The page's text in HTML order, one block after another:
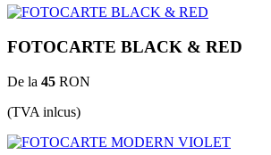
FOTOCARTE BLACK & RED
De la 45 RON
(TVA inlcus)